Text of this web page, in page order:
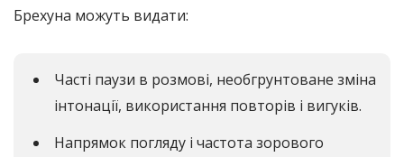
Брехуна можуть видати:
Часті паузи в розмові, необгрунтоване зміна
інтонації, використання повторів і вигуків.
Напрямок погляду і частота зорового